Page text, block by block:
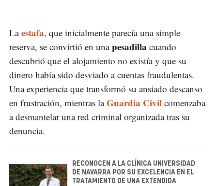
Laestafa, que inicialmente parecía una simple
reserva, se convirtió en unapesadilla cuando
descubrió que el alojamiento no existía y que su
dinero había sido desviado a cuentas fraudulentas.
Una experiencia que transformó su ansiado descanso
en frustración, mientras la Guardia Civil comenzaba
a desmantelar una red criminal organizada tras su
denuncia.
RECONOCEN A LA CLÍNICA UNIVERSIDAD
DE NAVARRA POR SU EXCELENCIA EN EL
TRATAMIENTO DE UNA EXTENDIDA